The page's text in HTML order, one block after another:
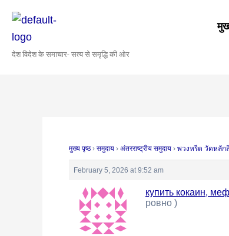
content
देश विदेश के समाचार- सत्य से समृद्धि की ओर
मुख्य पृष्ठ › समुदाय › अंतरराष्ट्रीय समुदाय › พวงหรีด วัดหลัก
February 5, 2026 at 9:52 am
купить кокаин,
ровно )
navigation